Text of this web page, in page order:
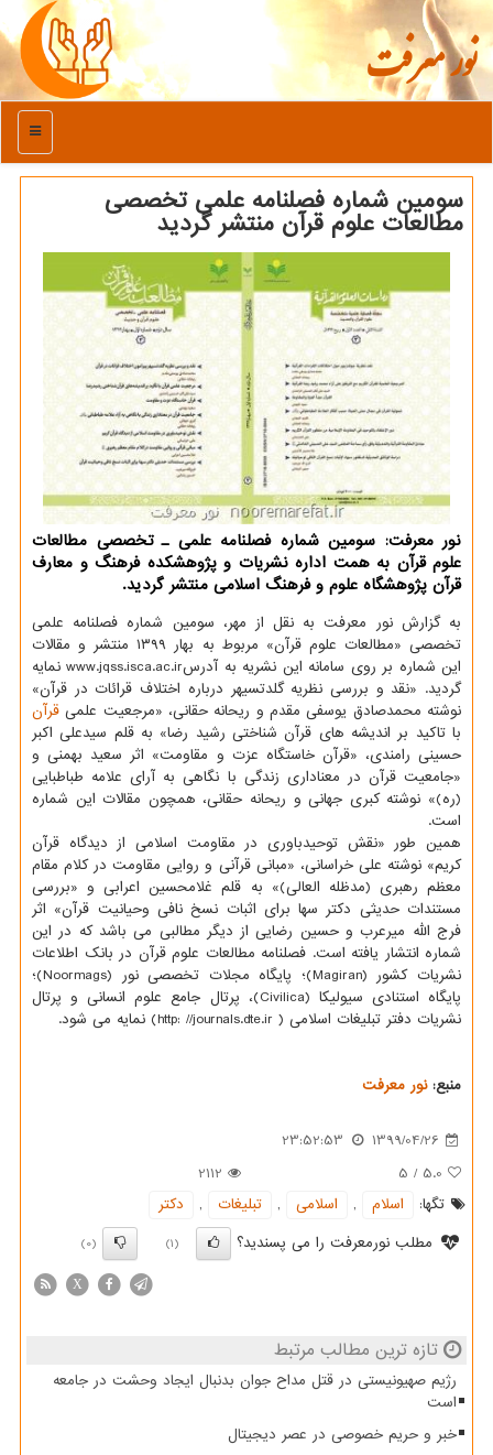
نور معرفت
منو
سومین شماره فصلنامه علمی تخصصی
مطالعات علوم قرآن منتشر گردید
نور معرفت: سومین شماره فصلنامه علمی ـ تخصصی مطالعات
علوم قرآن به همت اداره نشریات و پژوهشكده فرهنگ و معارف
قرآن پژوهشگاه علوم و فرهنگ اسلامی منتشر گردید.
به گزارش نور معرفت به نقل از مهر، سومین شماره فصلنامه علمی
تخصصی «مطالعات علوم قرآن» مربوط به بهار ۱۳۹۹ منتشر و مقالات
این شماره بر روی سامانه این نشریه به آدرسwww.jqss.isca.ac.ir نمایه
گردید. «نقد و بررسی نظریه گلدتسیهر درباره اختلاف قرائات در قرآن»
نوشته محمدصادق یوسفی مقدم و ریحانه حقانی، «مرجعیت علمی قرآن
با تاکید بر اندیشه های قرآن شناختی رشید رضا» به قلم سیدعلی اکبر
حسینی رامندی، «قرآن خاستگاه عزت و مقاومت» اثر سعید بهمنی و
«جامعیت قرآن در معناداری زندگی با نگاهی به آرای علامه طباطبایی
(ره)» نوشته کبری جهانی و ریحانه حقانی، همچون مقالات این شماره
است.
همین طور «نقش توحیدباوری در مقاومت اسلامی از دیدگاه قرآن
کریم» نوشته علی خراسانی، «مبانی قرآنی و روایی مقاومت در کلام مقام
معظم رهبری (مدظله العالی)» به قلم غلامحسین اعرابی و «بررسی
مستندات حدیثی دکتر سها برای اثبات نسخ نافی وحیانیت قرآن» اثر
فرج الله میرعرب و حسین رضایی از دیگر مطالبی می باشد که در این
شماره انتشار یافته است. فصلنامه مطالعات علوم قرآن در بانک اطلاعات
نشریات کشور (Magiran)؛ پایگاه مجلات تخصصی نور (Noormags)؛
پایگاه استنادی سیولیکا (Civilica)، پرتال جامع علوم انسانی و پرتال
نشریات دفتر تبلیغات اسلامی ( http: //journals.dte.ir) نمایه می شود.
منبع:نور معرفت
1399/04/26
23:52:53
5.0
/
5
2112
تگها:
اسلام , اسلامی , تبلیغات ,
دكتر
مطلب نورمعرفت را می پسندید؟
(1)
(0)
X
تازه ترین مطالب مرتبط
رژیم صهیونیستی در قتل مداح جوان بدنبال ایجاد وحشت در جامعه
است
خبر و حریم خصوصی در عصر دیجیتال